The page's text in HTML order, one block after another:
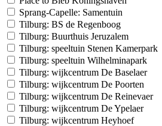
Sprang-Capelle: Samentuin
Tilburg: BS de Regenboog
Tilburg: Buurthuis Jeruzalem
Tilburg: speeltuin Stenen Kamerpark
Tilburg: speeltuin Wilhelminapark
Tilburg: wijkcentrum De Baselaer
Tilburg: wijkcentrum De Poorten
Tilburg: wijkcentrum De Reinevaer
Tilburg: wijkcentrum De Ypelaer
Tilburg: wijkcentrum Heyhoef